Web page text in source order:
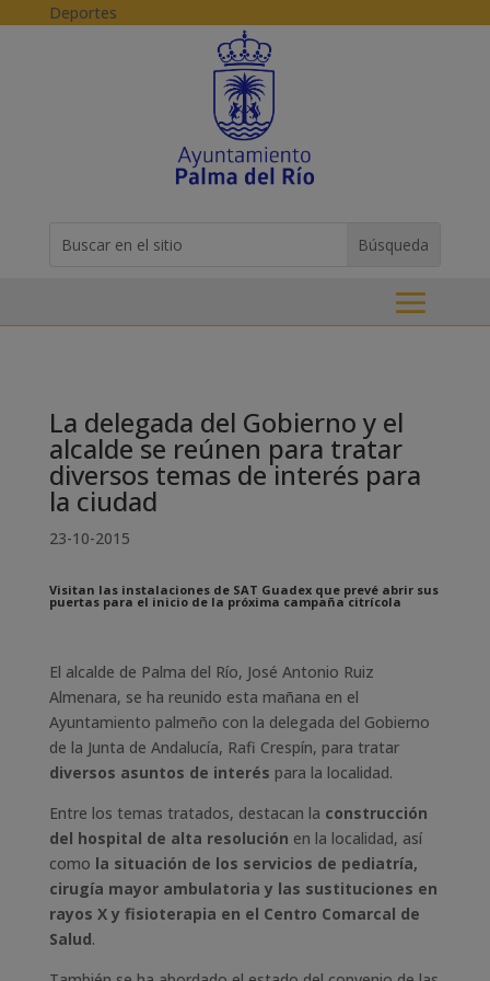
Skip to content
Deportes
for...
La delegada del Gobierno y el
alcalde se reúnen para tratar
diversos temas de interés para
la ciudad
23-10-2015
Visitan las instalaciones de SAT Guadex que prevé abrir sus
puertas para el inicio de la próxima campaña citrícola
El alcalde de Palma del Río, José Antonio Ruiz
Almenara, se ha reunido esta mañana en el
Ayuntamiento palmeño con la delegada del Gobierno
de la Junta de Andalucía, Rafi Crespín, para tratar
diversos asuntos de interés para la localidad.
Entre los temas tratados, destacan la construcción
del hospital de alta resolución en la localidad, así
como la situación de los servicios de pediatría,
cirugía mayor ambulatoria y las sustituciones en
rayos X y fisioterapia en el Centro Comarcal de
Salud.